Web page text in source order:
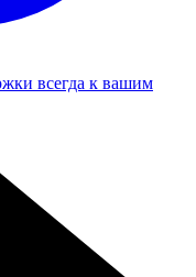
всегда к вашим